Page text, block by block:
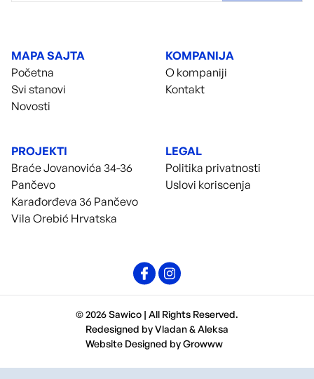
MAPA SAJTA
Početna
Svi stanovi
Novosti
KOMPANIJA
O kompaniji
Kontakt
PROJEKTI
Braće Jovanovića 34-36
Pančevo
Karađorđeva 36 Pančevo
Vila Orebić Hrvatska
LEGAL
Politika privatnosti
Uslovi koriscenja
© 2026 Sawico | All Rights Reserved.
Redesigned byVladan& Aleksa
Website Designed byGrowww